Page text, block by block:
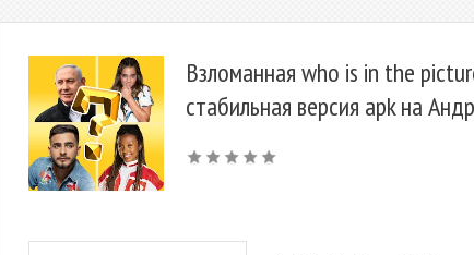
Взломанная who is in the
стабильная версия apk на